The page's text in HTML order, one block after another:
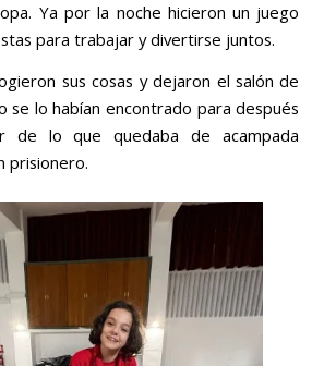
Ya por la noche hicieron un juego
para trabajar y divertirse juntos.
sus cosas y dejaron el salón de
se lo habían encontrado para después
de lo que quedaba de acampada
prisionero.